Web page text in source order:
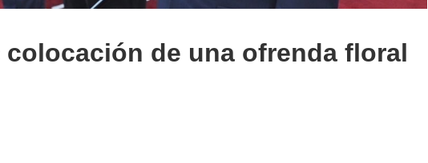
colocación de una ofrenda floral